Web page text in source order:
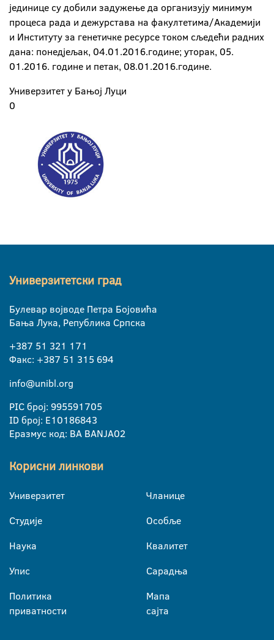
јединице су добили задужење да организују минимум
процеса рада и дежурстава на факултетима/Академији
и Институту за генетичке ресурсе током сљедећи радних
дана: понедјељак, 04.01.2016.године; уторак, 05.
01.2016. године и петак, 08.01.2016.године.
Универзитет у Бањој Луци
0
Универзитетски град
Булевар војводе Петра Бојовића
Бања Лука, Република Српска
+387 51 321 171
Факс: +387 51 315 694
info@unibl.org
PIC број: 995591705
ID број: E10186843
Еразмус код: BA BANJA02
Корисни линкови
Универзитет
Студије
Наука
Упис
Политика
приватности
Чланице
Особље
Квалитет
Сарадња
Мапа
сајта